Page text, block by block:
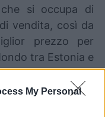
My Personal
si occupa di
vendita, così da
prezzo per
tra Estonia e